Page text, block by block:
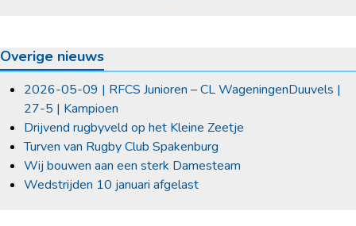
Overige nieuws
2026-05-09 | RFCS Junioren – CL WageningenDuuvels |
27-5 | Kampioen
Drijvend rugbyveld op het Kleine Zeetje
Turven van Rugby Club Spakenburg
Wij bouwen aan een sterk Damesteam
Wedstrijden 10 januari afgelast